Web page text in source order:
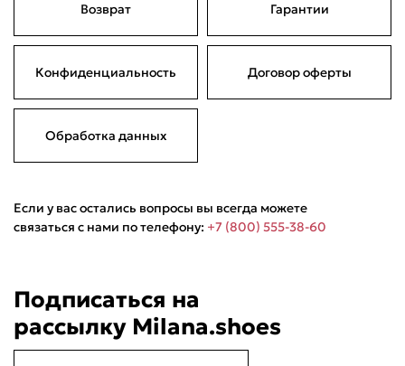
2 990 ₽ оплата покупок
по частям
Сегодня 22 августа 05 сентября 19 сентября
Без комиссий и переплат
Возврат Гарантии
Конфиденциальность Договор оферты
Обработка данных
Если у вас остались вопросы вы всегда можете
связаться с нами по телефону: +7 (800) 555-38-60
Подписаться на
рассылку Milana.shoes
Поделится